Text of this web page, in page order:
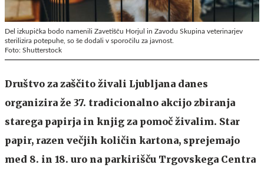
Del izkupička bodo namenili Zavetišču Horjul in Zavodu Skupina veterinarjev
sterilizira potepuhe, so še dodali v sporočilu za javnost.
Foto: Shutterstock
Društvo za zaščito živali Ljubljana danes
organizira že 37. tradicionalno akcijo zbiranja
starega papirja in knjig za pomoč živalim. Star
papir, razen večjih količin kartona, sprejemajo
med 8. in 18. uro na parkirišču Trgovskega Centra